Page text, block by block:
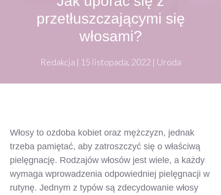
przetłuszczającymi się
włosami?
Redakcja | 15 listopada, 2022 | Uroda
Włosy to ozdoba kobiet oraz mężczyzn, jednak
trzeba pamiętać, aby zatroszczyć się o właściwą
pielęgnację. Rodzajów włosów jest wiele, a każdy
wymaga wprowadzenia odpowiedniej pielęgnacji w
rutynę. Jednym z typów są zdecydowanie włosy